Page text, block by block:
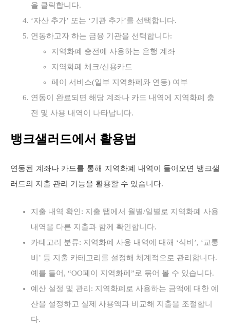
을 클릭합니다.
‘자산 추가’ 또는 ‘기관 추가’를 선택합니다.
연동하고자 하는 금융 기관을 선택합니다:
지역화폐 충전에 사용하는 은행 계좌
지역화폐 체크/신용카드
페이 서비스(일부 지역화폐와 연동) 여부
연동이 완료되면 해당 계좌나 카드 내역에 지역화폐 충
전 및 사용 내역이 나타납니다.
뱅크샐러드에서 활용법
연동된 계좌나 카드를 통해 지역화폐 내역이 들어오면 뱅크샐
러드의 지출 관리 기능을 활용할 수 있습니다.
지출 내역 확인: 지출 탭에서 월별/일별로 지역화폐 사용
내역을 다른 지출과 함께 확인합니다.
카테고리 분류: 지역화폐 사용 내역에 대해 ‘식비’, ‘교통
비’ 등 지출 카테고리를 설정해 체계적으로 관리합니다.
예를 들어, “OO페이 지역화폐”로 묶어 볼 수 있습니다.
예산 설정 및 관리: 지역화폐로 사용하는 금액에 대한 예
산을 설정하고 실제 사용액과 비교해 지출을 조절합니
다.